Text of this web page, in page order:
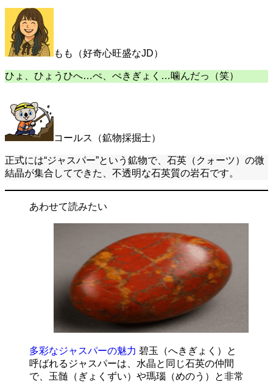
もも（好奇心旺盛なJD）
ひょ、ひょうひへ…ぺ、ぺきぎょく…噛んだっ（笑）
コールス（鉱物採掘士）
正式には“ジャスパー”という鉱物で、石英（クォーツ）の微
結晶が集合してできた、不透明な石英質の岩石です。
あわせて読みたい
多彩なジャスパーの魅力 碧玉（へきぎょく）と
呼ばれるジャスパーは、水晶と同じ石英の仲間
で、玉髄（ぎょくずい）や瑪瑙（めのう）と非常